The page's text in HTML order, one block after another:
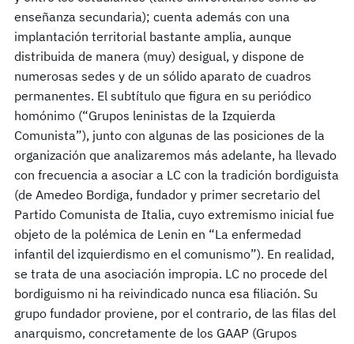
enseñanza secundaria); cuenta además con una
implantación territorial bastante amplia, aunque
distribuida de manera (muy) desigual, y dispone de
numerosas sedes y de un sólido aparato de cuadros
permanentes. El subtítulo que figura en su periódico
homónimo (“Grupos leninistas de la Izquierda
Comunista”), junto con algunas de las posiciones de la
organización que analizaremos más adelante, ha llevado
con frecuencia a asociar a LC con la tradición bordiguista
(de Amedeo Bordiga, fundador y primer secretario del
Partido Comunista de Italia, cuyo extremismo inicial fue
objeto de la polémica de Lenin en “La enfermedad
infantil del izquierdismo en el comunismo”). En realidad,
se trata de una asociación impropia. LC no procede del
bordiguismo ni ha reivindicado nunca esa filiación. Su
grupo fundador proviene, por el contrario, de las filas del
anarquismo, concretamente de los GAAP (Grupos